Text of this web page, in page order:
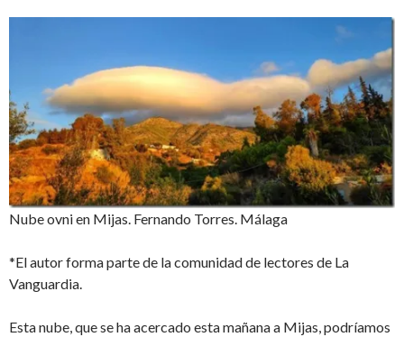
Nube ovni en Mijas. Fernando Torres. Málaga
*El autor forma parte de la comunidad de lectores de La
Vanguardia.
Esta nube, que se ha acercado esta mañana a Mijas, podríamos